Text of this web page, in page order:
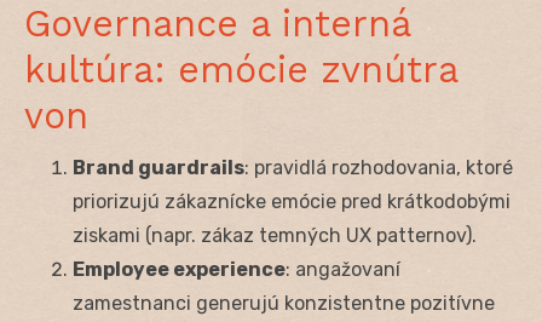
Governance a interná
kultúra: emócie zvnútra
von
Brand guardrails: pravidlá rozhodovania, ktoré
priorizujú zákaznícke emócie pred krátkodobými
ziskami (napr. zákaz temných UX patternov).
Employee experience: angažovaní
zamestnanci generujú konzistentne pozitívne